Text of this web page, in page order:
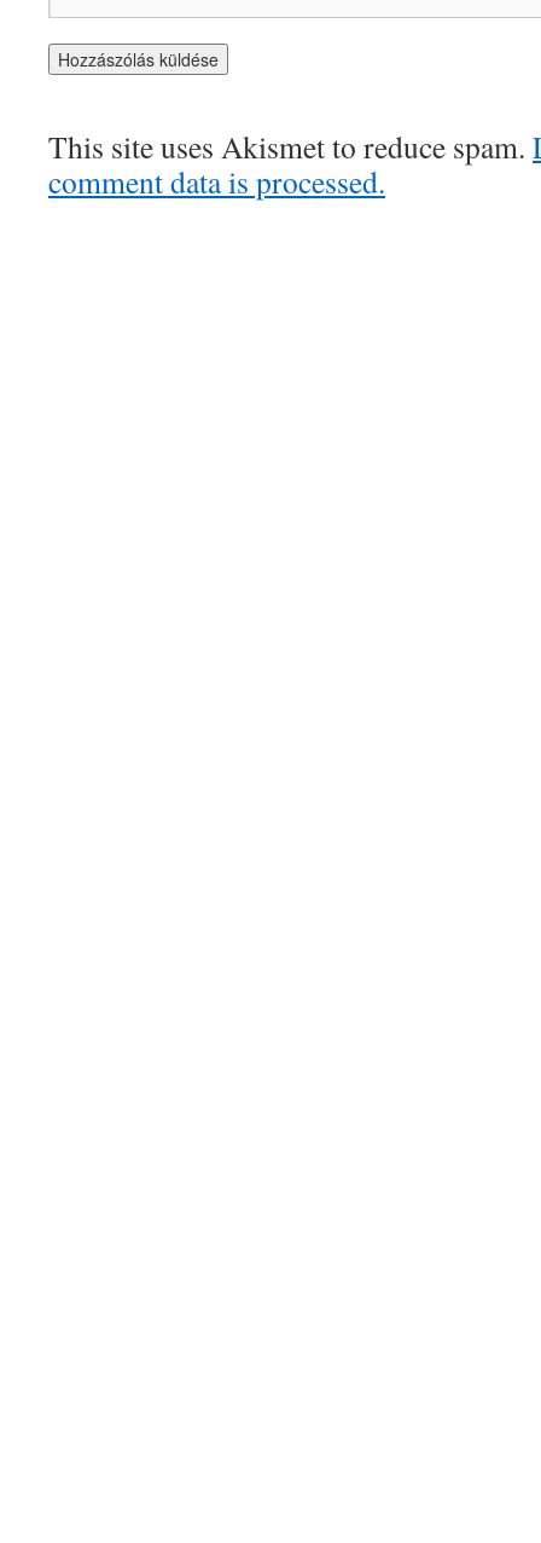
This site uses Akismet to reduce spam.
comment data is processed.